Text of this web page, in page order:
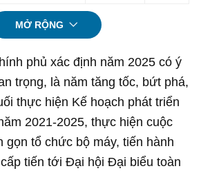
MỞ RỘNG
phủ xác định năm 2025 có ý
trọng, là năm tăng tốc, bứt phá,
thực hiện Kế hoạch phát triển
2021-2025, thực hiện cuộc
gọn tổ chức bộ máy, tiến hành
tiến tới Đại hội Đại biểu toàn